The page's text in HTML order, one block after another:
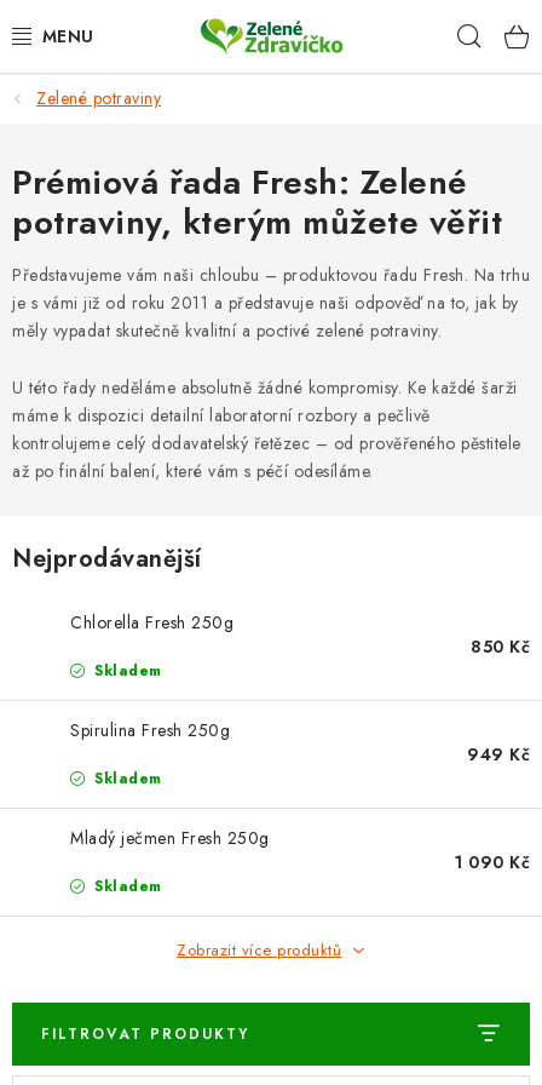
na
DOPLŇKY STRAVY
ZRNKOVÁ KÁVA
KRÁSNÝ DOMOV
TIPY NA DÁREK
HODNOCENÍ OBCHODU
Proč nakupovat u nás Doprava a platba
Vrácení zboží a reklamace
Zelené potraviny
Prémiová řada Fresh: Zelené
potraviny, kterým můžete věřit
Představujeme vám naši chloubu – produktovou řadu Fresh. Na trhu
je s vámi již od roku 2011 a představuje naši odpověď na to, jak by
měly vypadat skutečně kvalitní a poctivé zelené potraviny.
U této řady neděláme absolutně žádné kompromisy. Ke každé šarži
máme k dispozici detailní laboratorní rozbory a pečlivě
kontrolujeme celý dodavatelský řetězec – od prověřeného pěstitele
až po finální balení, které vám s péčí odesíláme.
Nejprodávanější
Chlorella Fresh 250g
Skladem
850 Kč
Spirulina Fresh 250g
Skladem
949 Kč
Mladý ječmen Fresh 250g
Skladem
1 090 Kč
Zobrazit více produktů
FILTROVAT PRODUKTY